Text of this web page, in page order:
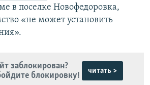
в поселке Новофедоровка,
«не может установить
заблокирован?
блокировку!
читать >